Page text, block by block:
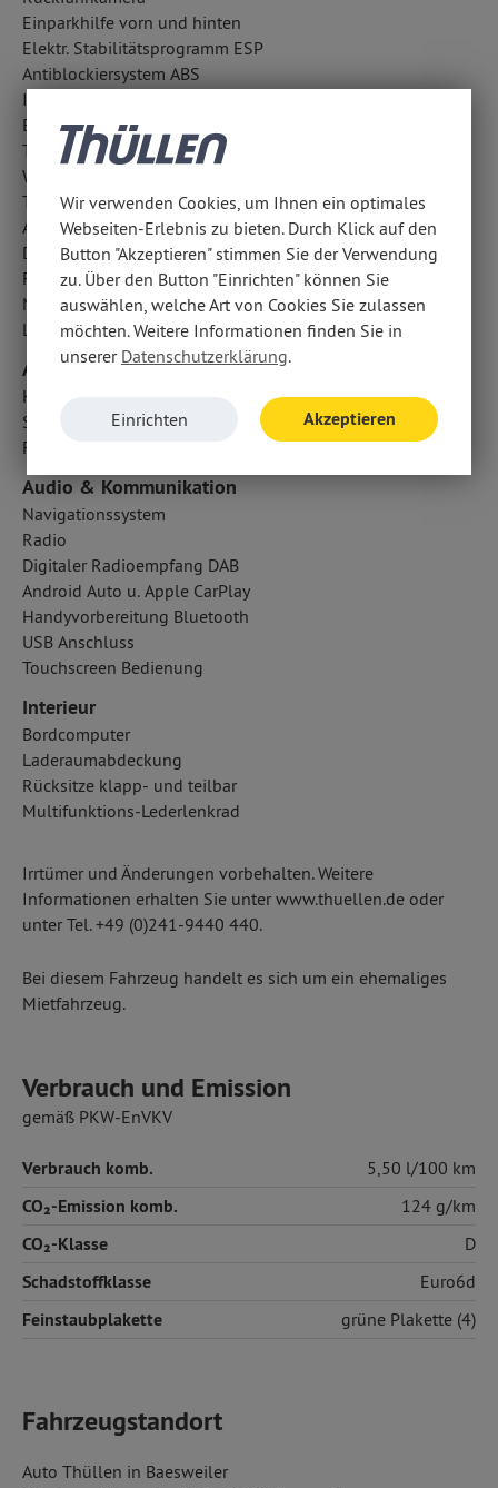
Einparkhilfe vorn und hinten
Elektr. Stabilitätsprogramm ESP
Antiblockiersystem ABS
ISOFIX Kindersitzbefestigung
Berganfahrhilfe
Traktionskontrolle
Wegfahrsperre
Tagfahrlicht
Aufmerksamkeitsassistent
Diebstahlwarnanlage
Fahrlichtautomatik
Notrufsystem
Lichtsensor
Airbags
Kopfairbag vorn und hinten
Seitenairbag vorn
Fahrer- /Beifahrerairbag
Audio & Kommunikation
Navigationssystem
Radio
Digitaler Radioempfang DAB
Android Auto u. Apple CarPlay
Handyvorbereitung Bluetooth
USB Anschluss
Touchscreen Bedienung
Interieur
Bordcomputer
Laderaumabdeckung
Rücksitze klapp- und teilbar
Multifunktions-Lederlenkrad
Irrtümer und Änderungen vorbehalten. Weitere
Informationen erhalten Sie unter www.thuellen.de oder
unter Tel. +49 (0)241-9440 440.
Bei diesem Fahrzeug handelt es sich um ein ehemaliges
Mietfahrzeug.
Verbrauch und Emission
gemäß PKW-EnVKV
Verbrauch komb. 5,50 l/100 km
CO₂-Emission komb. 124 g/km
CO₂-Klasse D
Schadstoffklasse Euro6d
Feinstaubplakette grüne Plakette (4)
Fahrzeugstandort
Auto Thüllen in Baesweiler
Wir verwenden Cookies, um Ihnen ein optimales
Webseiten-Erlebnis zu bieten. Durch Klick auf den
Button "Akzeptieren" stimmen Sie der Verwendung
zu. Über den Button "Einrichten" können Sie
auswählen, welche Art von Cookies Sie zulassen
möchten. Weitere Informationen finden Sie in
unserer Datenschutzerklärung.
Einrichten Akzeptieren